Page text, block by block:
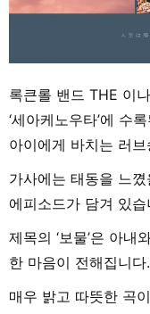
록큰롤 밴드 THE 이
‘세아케노우타’에 수
아이에게 바치는 러브
가사에는 태동을 느
에피소드가 담겨 있습
제목의 ‘보물’은 아내
한 마음이 전해집니다.
매우 밝고 따뜻한 곡